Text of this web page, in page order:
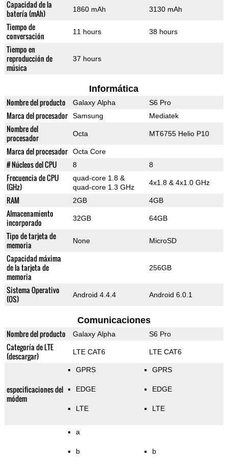
Capacidad de la
batería (mAh)
1860 mAh 3130 mAh
Tiempo de
conversación
11 hours 38 hours
Tiempo en
reproducción de
música
37 hours
Informática
Nombre del producto Galaxy Alpha S6 Pro
Marca del procesador Samsung Mediatek
Nombre del
procesador
Octa MT6755 Helio P10
Marca del procesador Octa Core
# Núcleos del CPU 8 8
Frecuencia de CPU
(GHz)
quad-core 1.8 &
quad-core 1.3 GHz
4x1.8 & 4x1.0 GHz
RAM 2GB 4GB
Almacenamiento
incorporado
32GB 64GB
Tipo de tarjeta de
memoria
None MicroSD
Capacidad máxima
de la tarjeta de
memoria
256GB
Sistema Operativo
(OS)
Android 4.4.4 Android 6.0.1
Comunicaciones
Nombre del producto Galaxy Alpha S6 Pro
Categoría de LTE
(descargar)
LTE CAT6 LTE CAT6
especificaciones del
módem
GPRS
EDGE
LTE
GPRS
EDGE
LTE
a
b b